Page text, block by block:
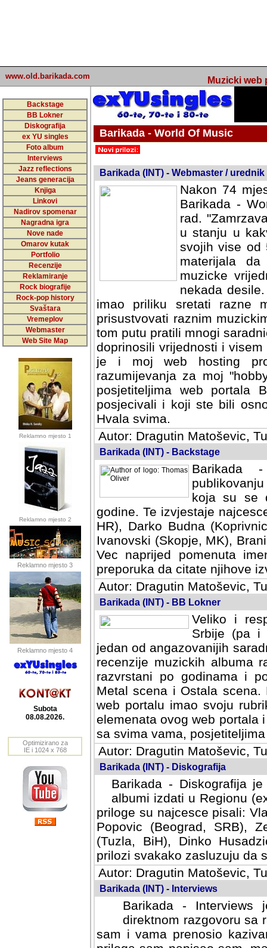
www.old.barikada.com Muzicki web
Backstage
BB Lokner
Diskografija
ex YU singles
Foto album
Interviews
Jazz reflections
Jeans generacija
Knjiga
Linkovi
Nadirov spomenar
Nagradna igra
Nove nade
Omarov kutak
Portfolio
Recenzije
Reklamiranje
Rock biografije
Rock-pop history
Svaštara
Vremeplov
Webmaster
Web Site Map
Reklamno mjesto 1
Reklamno mjesto 2
Reklamno mjesto 3
Reklamno mjesto 4
Subota
08.08.2026.
Optimizirano za
IE i 1024 x 768
Barikada - World Of Music
Barikada (INT) - Webmaster / urednik
Nakon 74
Barikada -
rad.
u stanju u
svojih vise od
materijala
muzicke
nekada
imao priliku sretati razne
prisustvovati raznim
tom putu pratili mnogi
doprinosili vrijednosti i
je i moj web hosting
razumijevanja za moj
posjetiteljima web portala
posjecivali i koji ste bili
Hvala svima.
Autor: Dragutin Matoševic,
Barikada (INT) - Backstage
Barikada
koja su se
godine. Te izvjestaje
HR), Darko Budna
Ivanovski (Skopje, MK),
Vec naprijed pomenuta
preporuka da citate njihove
Autor: Dragutin Matoševic,
Barikada (INT) - BB Lokner
Veliko i
Srbije (pa i
jedan od angazovanijih
recenzije muzickih albuma
razvrstani po godinama i po
scena i Ostala scena.
portalu imao svoju
elemenata ovog web portala
sa svima vama,
Autor: Dragutin Matoševic,
Barikada (INT) - Diskografija
Barikada - Diskografija
albumi izdati u Regionu
priloge su najcesce pisali:
Popovic (Beograd, SRB),
(Tuzla, BiH), Dinko
prilozi svakako zasluzuju da
Autor: Dragutin Matoševic,
Barikada (INT) - Interviews
Barikada -
direktnom razgovoru sa
sam i vama prenosio